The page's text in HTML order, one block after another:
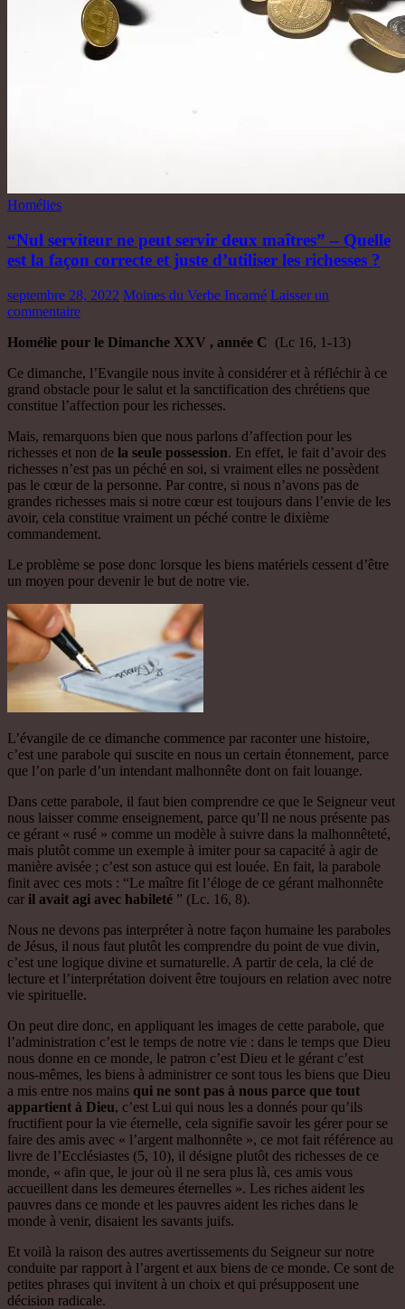
Homélies
“Nul serviteur ne peut servir deux maîtres” – Quelle
est la façon correcte et juste d’utiliser les richesses ?
septembre 28, 2022 Moines du Verbe Incarné Laisser un
commentaire
Homélie pour le Dimanche XXV , année C
(Lc 16, 1-13)
Ce dimanche, l’Evangile nous invite à considérer et à réfléchir à ce
grand obstacle pour le salut et la sanctification des chrétiens que
constitue l’affection pour les richesses.
Mais, remarquons bien que nous parlons d’affection pour les
richesses et non de la seule possession. En effet, le fait d’avoir des
richesses n’est pas un péché en soi, si vraiment elles ne possèdent
pas le cœur de la personne. Par contre, si nous n’avons pas de
grandes richesses mais si notre cœur est toujours dans l’envie de les
avoir, cela constitue vraiment un péché contre le dixième
commandement.
Le problème se pose donc lorsque les biens matériels cessent d’être
un moyen pour devenir le but de notre vie.
L’évangile de ce dimanche commence par raconter une histoire,
c’est une parabole qui suscite en nous un certain étonnement, parce
que l’on parle d’un intendant malhonnête dont on fait louange.
Dans cette parabole, il faut bien comprendre ce que le Seigneur veut
nous laisser comme enseignement, parce qu’Il ne nous présente pas
ce gérant « rusé » comme un modèle à suivre dans la malhonnêteté,
mais plutôt comme un exemple à imiter pour sa capacité à agir de
manière avisée ; c’est son astuce qui est louée. En fait, la parabole
finit avec ces mots : “Le maître fit l’éloge de ce gérant malhonnête
car il avait agi avec habileté ” (Lc. 16, 8).
Nous ne devons pas interpréter à notre façon humaine les paraboles
de Jésus, il nous faut plutôt les comprendre du point de vue divin,
c’est une logique divine et surnaturelle. A partir de cela, la clé de
lecture et l’interprétation doivent être toujours en relation avec notre
vie spirituelle.
On peut dire donc, en appliquant les images de cette parabole, que
l’administration c’est le temps de notre vie : dans le temps que Dieu
nous donne en ce monde, le patron c’est Dieu et le gérant c’est
nous-mêmes, les biens à administrer ce sont tous les biens que Dieu
a mis entre nos mains qui ne sont pas à nous parce que tout
appartient à Dieu, c’est Lui qui nous les a donnés pour qu’ils
fructifient pour la vie éternelle, cela signifie savoir les gérer pour se
faire des amis avec « l’argent malhonnête », ce mot fait référence au
livre de l’Ecclésiastes (5, 10), il désigne plutôt des richesses de ce
monde, « afin que, le jour où il ne sera plus là, ces amis vous
accueillent dans les demeures éternelles ». Les riches aident les
pauvres dans ce monde et les pauvres aident les riches dans le
monde à venir, disaient les savants juifs.
Et voilà la raison des autres avertissements du Seigneur sur notre
conduite par rapport à l’argent et aux biens de ce monde. Ce sont de
petites phrases qui invitent à un choix et qui présupposent une
décision radicale.